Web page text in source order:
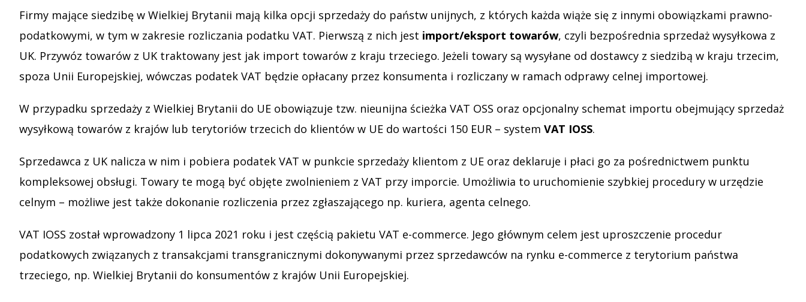
Firmy mające siedzibę w Wielkiej Brytanii mają kilka opcji sprzedaży do państw unijnych, z których każda wiąże się z innymi obowiązkami prawno-
podatkowymi, w tym w zakresie rozliczania podatku VAT. Pierwszą z nich jest import/eksport towarów, czyli bezpośrednia sprzedaż wysyłkowa z
UK. Przywóz towarów z UK traktowany jest jak import towarów z kraju trzeciego. Jeżeli towary są wysyłane od dostawcy z siedzibą w kraju trzecim,
spoza Unii Europejskiej, wówczas podatek VAT będzie opłacany przez konsumenta i rozliczany w ramach odprawy celnej importowej.
W przypadku sprzedaży z Wielkiej Brytanii do UE obowiązuje tzw. nieunijna ścieżka VAT OSS oraz opcjonalny schemat importu obejmujący sprzedaż
wysyłkową towarów z krajów lub terytoriów trzecich do klientów w UE do wartości 150 EUR – system VAT IOSS.
Sprzedawca z UK nalicza w nim i pobiera podatek VAT w punkcie sprzedaży klientom z UE oraz deklaruje i płaci go za pośrednictwem punktu
kompleksowej obsługi. Towary te mogą być objęte zwolnieniem z VAT przy imporcie. Umożliwia to uruchomienie szybkiej procedury w urzędzie
celnym – możliwe jest także dokonanie rozliczenia przez zgłaszającego np. kuriera, agenta celnego.
VAT IOSS został wprowadzony 1 lipca 2021 roku i jest częścią pakietu VAT e-commerce. Jego głównym celem jest uproszczenie procedur
podatkowych związanych z transakcjami transgranicznymi dokonywanymi przez sprzedawców na rynku e-commerce z terytorium państwa
trzeciego, np. Wielkiej Brytanii do konsumentów z krajów Unii Europejskiej.